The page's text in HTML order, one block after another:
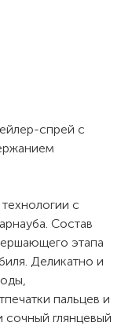
спрей с
с
Состав
этапа
Деликатно и
пальцев и
сочный глянцевый